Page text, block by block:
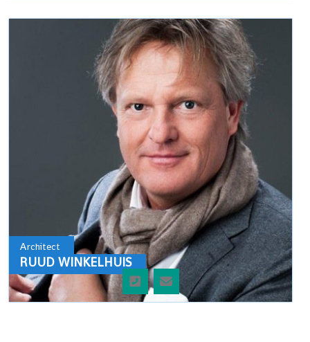
Architect
RUUD WINKELHUIS